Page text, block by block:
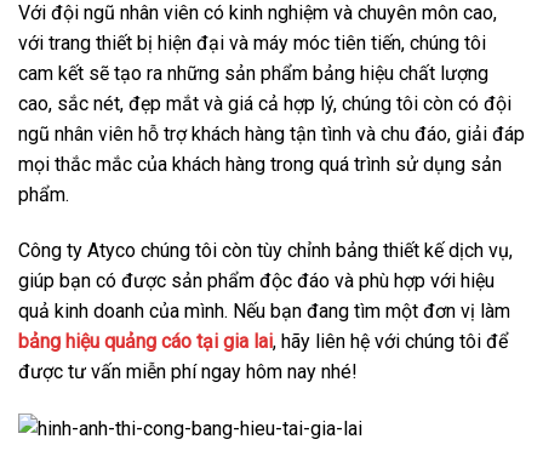
Với đội ngũ nhân viên có kinh nghiệm và chuyên môn cao,
với trang thiết bị hiện đại và máy móc tiên tiến, chúng tôi
cam kết sẽ tạo ra những sản phẩm bảng hiệu chất lượng
cao, sắc nét, đẹp mắt và giá cả hợp lý, chúng tôi còn có đội
ngũ nhân viên hỗ trợ khách hàng tận tình và chu đáo, giải đáp
mọi thắc mắc của khách hàng trong quá trình sử dụng sản
phẩm.
Công ty Atyco chúng tôi còn tùy chỉnh bảng thiết kế dịch vụ,
giúp bạn có được sản phẩm độc đáo và phù hợp với hiệu
quả kinh doanh của mình. Nếu bạn đang tìm một đơn vị làm
bảng hiệu quảng cáo tại gia lai, hãy liên hệ với chúng tôi để
được tư vấn miễn phí ngay hôm nay nhé!